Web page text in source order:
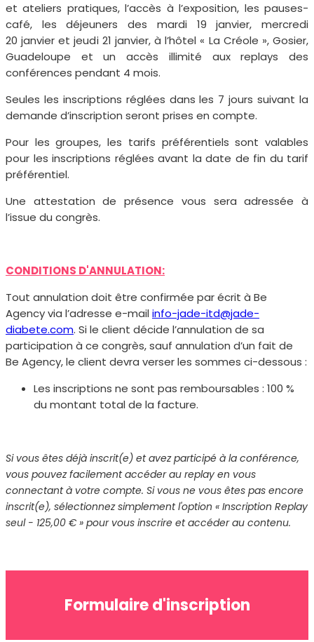
et ateliers pratiques, l’accès à l’exposition, les pauses-
café, les déjeuners des mardi 19 janvier, mercredi
20 janvier et jeudi 21 janvier, à l’hôtel « La Créole », Gosier,
Guadeloupe et un accès illimité aux replays des
conférences pendant 4 mois.
Seules les inscriptions réglées dans les 7 jours suivant la
demande d’inscription seront prises en compte.
Pour les groupes, les tarifs préférentiels sont valables
pour les inscriptions réglées avant la date de fin du tarif
préférentiel.
Une attestation de présence vous sera adressée à
l’issue du congrès.
CONDITIONS D'ANNULATION:
Tout annulation doit être confirmée par écrit à Be
Agency via l’adresse e-mail info-jade-itd@jade-
diabete.com. Si le client décide l’annulation de sa
participation à ce congrès, sauf annulation d’un fait de
Be Agency, le client devra verser les sommes ci-dessous :
Les inscriptions ne sont pas remboursables : 100 %
du montant total de la facture.
Si vous êtes déjà inscrit(e) et avez participé à la conférence,
vous pouvez facilement accéder au replay en vous
connectant à votre compte. Si vous ne vous êtes pas encore
inscrit(e), sélectionnez simplement l'option « Inscription Replay
seul - 125,00 € » pour vous inscrire et accéder au contenu.
Formulaire d'inscription